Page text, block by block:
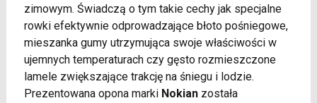
zimowym. Świadczą o tym takie cechy jak specjalne
rowki efektywnie odprowadzające błoto pośniegowe,
mieszanka gumy utrzymująca swoje właściwości w
ujemnych temperaturach czy gęsto rozmieszczone
lamele zwiększające trakcję na śniegu i lodzie.
Prezentowana opona marki Nokianzostała